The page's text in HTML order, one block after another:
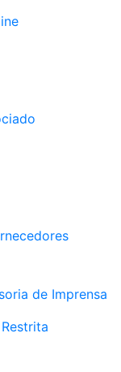
de Imprensa
Restrita